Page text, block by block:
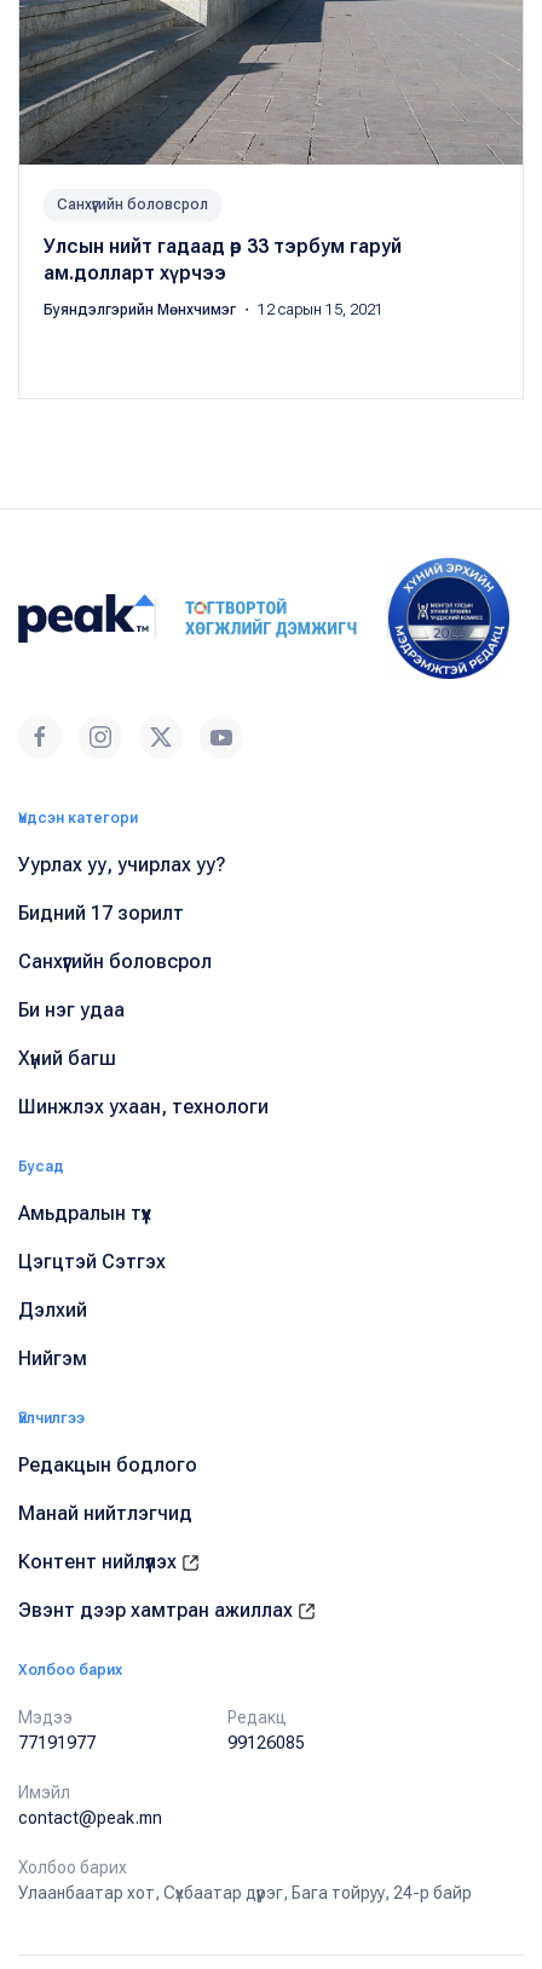
Санхүүгийн боловсрол
Улсын нийт гадаад өр 33 тэрбум гаруй
ам.долларт хүрчээ
Буяндэлгэрийн Мөнхчимэг ・ 12 сарын 15, 2021
Үндсэн категори
Уурлах уу, учирлах уу?
Бидний 17 зорилт
Санхүүгийн боловсрол
Би нэг удаа
Хүний багш
Шинжлэх ухаан, технологи
Бусад
Амьдралын түүх
Цэгцтэй Сэтгэх
Дэлхий
Нийгэм
Үйлчилгээ
Редакцын бодлого
Манай нийтлэгчид
Контент нийлүүлэх
Эвэнт дээр хамтран ажиллах
Холбоо барих
Мэдээ
77191977
Редакц
99126085
Имэйл
contact@peak.mn
Холбоо барих
Улаанбаатар хот, Сүхбаатар дүүрэг, Бага тойруу, 24-р байр